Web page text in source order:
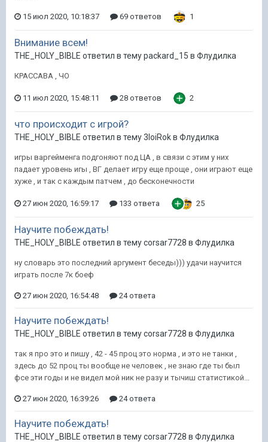
15 июл 2020, 10:18:37 69 ответов 1
Внимание всем!
THE_HOLY_BIBLE ответил в тему packard_15 в Флудилка
КРАССАВА , ЧО
11 июл 2020, 15:48:11 28 ответов 2
что происходит с игрой?
THE_HOLY_BIBLE ответил в тему 3loiRok в Флудилка
игры варгейменга подгоняют под ЦА , в связи с этим у них
падает уровень игы , ВГ делает игру еще проще , они играют еще
хуже , и так с каждым патчем , до бесконечности
27 июн 2020, 16:59:17 133 ответа 25
Научите побеждать!
THE_HOLY_BIBLE ответил в тему corsar7728 в Флудилка
ну словарь это последний аргумент беседы))) удачи научится
играть после 7к боеф
27 июн 2020, 16:54:48 24 ответа
Научите побеждать!
THE_HOLY_BIBLE ответил в тему corsar7728 в Флудилка
так я про это и пишу , 42 - 45 проц это норма , и это не танки ,
здесь до 52 проц ты вообще не человек , не знаю где ты был
фсе эти годы и не видел мой ник не разу и тычиш статистикой...
27 июн 2020, 16:39:26 24 ответа
Научите побеждать!
THE_HOLY_BIBLE ответил в тему corsar7728 в Флудилка